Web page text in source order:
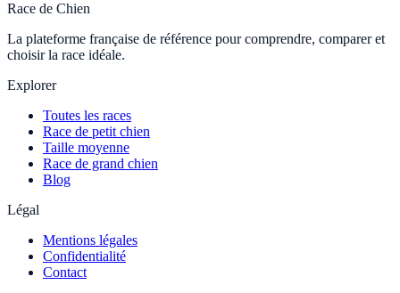
Race de Chien
La plateforme française de référence pour comprendre, comparer et
choisir la race idéale.
Explorer
Toutes les races
Race de petit chien
Taille moyenne
Race de grand chien
Blog
Légal
Mentions légales
Confidentialité
Contact